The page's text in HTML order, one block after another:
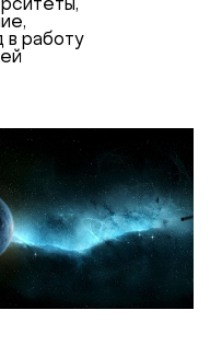
в работу